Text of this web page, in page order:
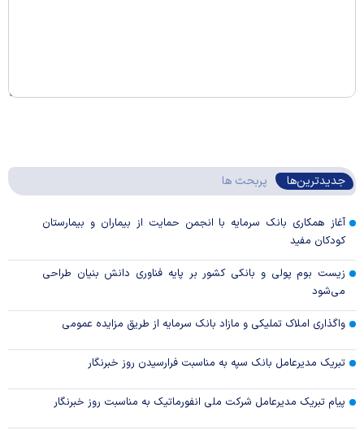
جدیدترین‌ها پربحث ها
آغاز همکاری بانک سرمایه با انجمن حمایت از بیماران و بیمارستان
کودکان مفید
زیست بوم پولی و بانکی کشور بر پایه فناوری دانش بنیان طراحی
می‌شود
واگذاری املاک تملیکی و مازاد بانک سرمایه از طریق مزایده عمومی
تبریک مدیرعامل بانک سپه به مناسبت فرارسیدن روز خبرنگار
پیام تبریک مدیرعامل شرکت ملی انفورماتیک به مناسبت روز خبرنگار